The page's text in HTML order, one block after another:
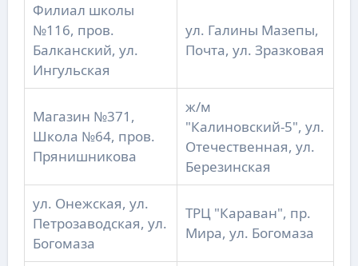
Филиал школы
№116, пров.
Балканский, ул.
Ингульская
ул. Галины Мазепы,
Почта, ул. Зразковая
Магазин №371,
Школа №64, пров.
Прянишникова
ж/м
"Калиновский-5", ул.
Отечественная, ул.
Березинская
ул. Онежская, ул.
Петрозаводская, ул.
Богомаза
ТРЦ "Караван", пр.
Мира, ул. Богомаза